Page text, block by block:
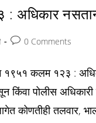
अधिकार
Post0 Comments
१९५१ कलम १२३ :
किंवा पोलीस
कोणतीही तलवार,